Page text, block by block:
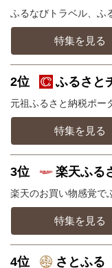
ふるなびトラベル、ふ
特集を見る
2位 ふるさと
元祖ふるさと納税ポー
特集を見る
3位 楽天ふる
楽天のお買い物感覚で
特集を見る
4位 さとふる